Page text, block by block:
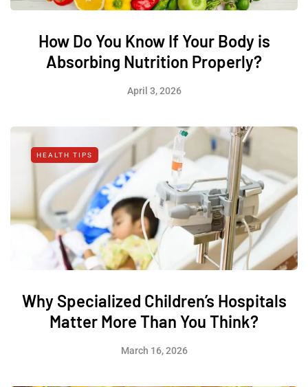
How Do You Know If Your Body is
Absorbing Nutrition Properly?
April 3, 2026
HEALTH TIPS
Why Specialized Children’s Hospitals
Matter More Than You Think?
March 16, 2026